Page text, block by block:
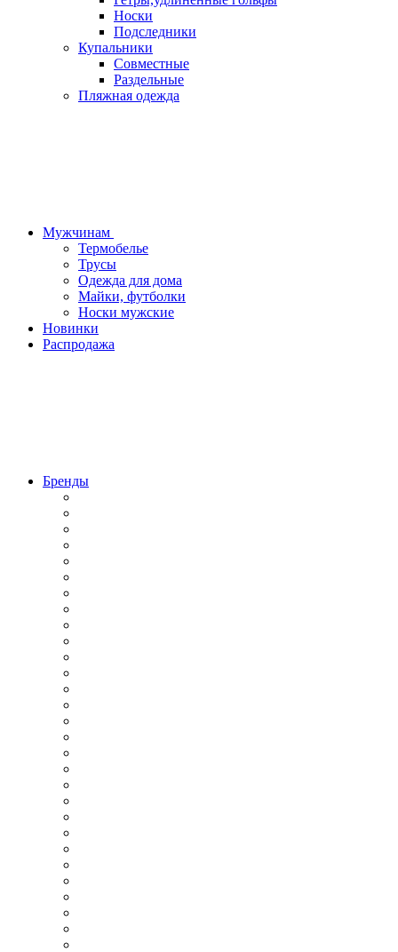
Носки
Подследники
Купальники
Совместные
Раздельные
Пляжная одежда
Мужчинам
Термобелье
Трусы
Одежда для дома
Майки, футболки
Носки мужские
Новинки
Распродажа
Бренды